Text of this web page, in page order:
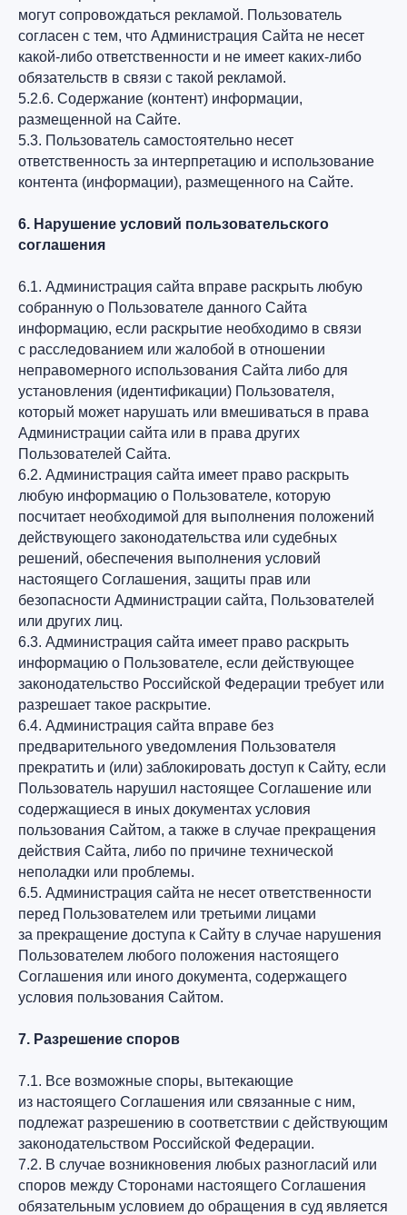
могут сопровождаться рекламой. Пользователь
согласен с тем, что Администрация Сайта не несет
какой-либо ответственности и не имеет каких-либо
обязательств в связи с такой рекламой.
5.2.6. Содержание (контент) информации,
размещенной на Сайте.
5.3. Пользователь самостоятельно несет
ответственность за интерпретацию и использование
контента (информации), размещенного на Сайте.
6. Нарушение условий пользовательского
соглашения
6.1. Администрация сайта вправе раскрыть любую
собранную о Пользователе данного Сайта
информацию, если раскрытие необходимо в связи
с расследованием или жалобой в отношении
неправомерного использования Сайта либо для
установления (идентификации) Пользователя,
который может нарушать или вмешиваться в права
Администрации сайта или в права других
Пользователей Сайта.
6.2. Администрация сайта имеет право раскрыть
любую информацию о Пользователе, которую
посчитает необходимой для выполнения положений
действующего законодательства или судебных
решений, обеспечения выполнения условий
настоящего Соглашения, защиты прав или
безопасности Администрации сайта, Пользователей
или других лиц.
6.3. Администрация сайта имеет право раскрыть
информацию о Пользователе, если действующее
законодательство Российской Федерации требует или
разрешает такое раскрытие.
6.4. Администрация сайта вправе без
предварительного уведомления Пользователя
прекратить и (или) заблокировать доступ к Сайту, если
Пользователь нарушил настоящее Соглашение или
содержащиеся в иных документах условия
пользования Сайтом, а также в случае прекращения
действия Сайта, либо по причине технической
неполадки или проблемы.
6.5. Администрация сайта не несет ответственности
перед Пользователем или третьими лицами
за прекращение доступа к Сайту в случае нарушения
Пользователем любого положения настоящего
Соглашения или иного документа, содержащего
условия пользования Сайтом.
7. Разрешение споров
7.1. Все возможные споры, вытекающие
из настоящего Соглашения или связанные с ним,
подлежат разрешению в соответствии с действующим
законодательством Российской Федерации.
7.2. В случае возникновения любых разногласий или
споров между Сторонами настоящего Соглашения
обязательным условием до обращения в суд является